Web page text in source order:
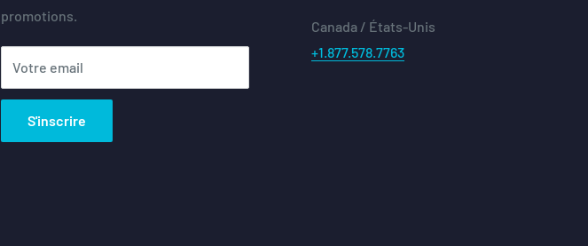
promotions.
Votre email
S'inscrire
Canada / États-Unis
+1.877.578.7763